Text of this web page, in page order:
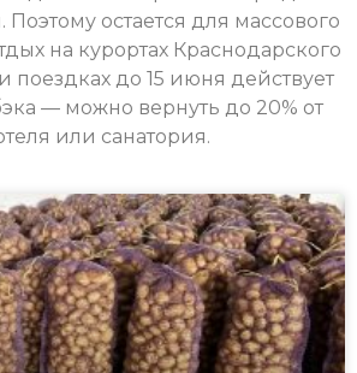
Поэтому остается для массового
на курортах Краснодарского
поездках до 15 июня действует
— можно вернуть до 20% от
или санатория.